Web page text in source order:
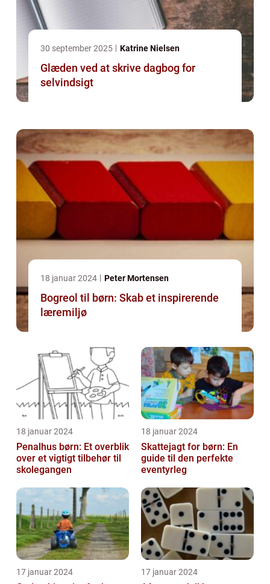
30 september 2025 Katrine Nielsen
Glæden ved at skrive dagbog for
selvindsigt
18 januar 2024 Peter Mortensen
Bogreol til børn: Skab et inspirerende
læremiljø
18 januar 2024
Penalhus børn: Et overblik
over et vigtigt tilbehør til
skolegangen
18 januar 2024
Skattejagt for børn: En
guide til den perfekte
eventyrleg
17 januar 2024 17 januar 2024